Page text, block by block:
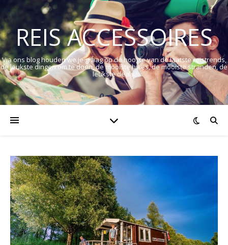
REIS ACCESSOIRES
Via ons blog houden we je graag op de hoogte van de laatste reistrends,
de leukste dingen om te doen, de mooiste hikes, de mooiste stranden, de
leukste deals.